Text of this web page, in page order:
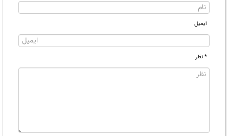
ایمیل
* نظر